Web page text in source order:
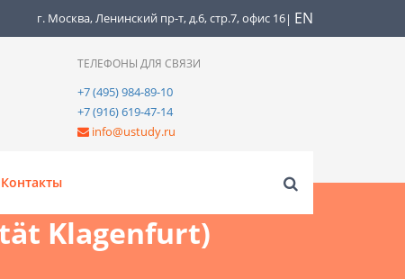
г. Москва, Ленинский пр-т, д.6, стр.7, офис 16| EN
ТЕЛЕФОНЫ ДЛЯ СВЯЗИ
+7 (495) 984-89-10
+7 (916) 619-47-14
info@ustudy.ru
Контакты
Klagenfurt)